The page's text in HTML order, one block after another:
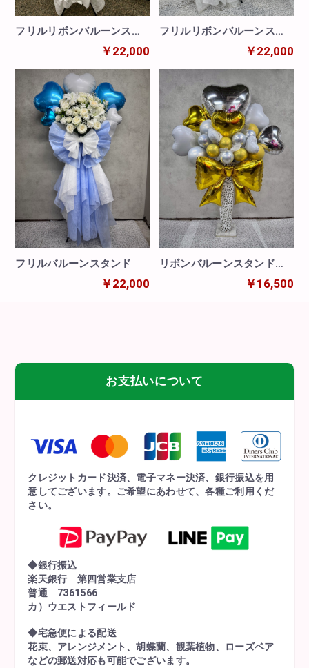
フリルリボンバルーンスタ
￥22,000
フリルリボンバルーンスタ
￥22,000
フリルバルーンスタンド
￥22,000
リボンバルーンスタンド
￥16,500
お支払いについて
クレジットカード決済、電子マネー決済、銀行振込を用
意してございます。ご希望にあわせて、各種ご利用くだ
さい。
◆銀行振込
楽天銀行 第四営業支店
普通 7361566
カ）ウエストフィールド
◆宅急便による配送
花束、アレンジメント、胡蝶蘭、観葉植物、ローズベア
などの郵送対応も可能でございます。